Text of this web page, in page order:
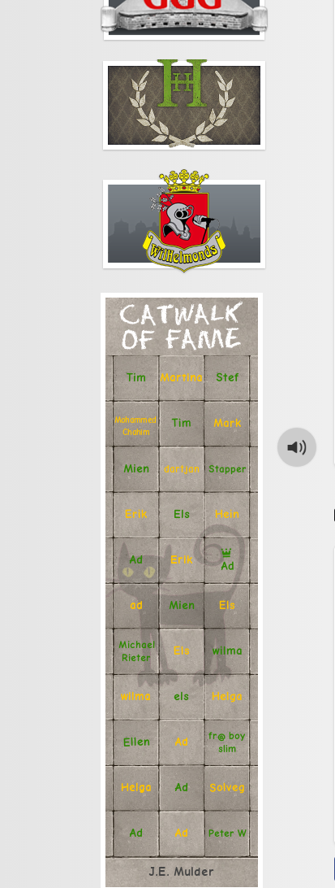
CATWALK
OF FAME
Tim Martina Stef
Mohammed
Chahim
Tim Mark
Mien dartjan Stapper
Erik Els Hein
Ad Erik
Ad
ad Mien Els
Michael
Rieter
Els wilma
wilma els Helga
Ellen Ad fr@ boy
slim
Helga Ad Solveg
Ad Ad Peter W
J.E. Mulder